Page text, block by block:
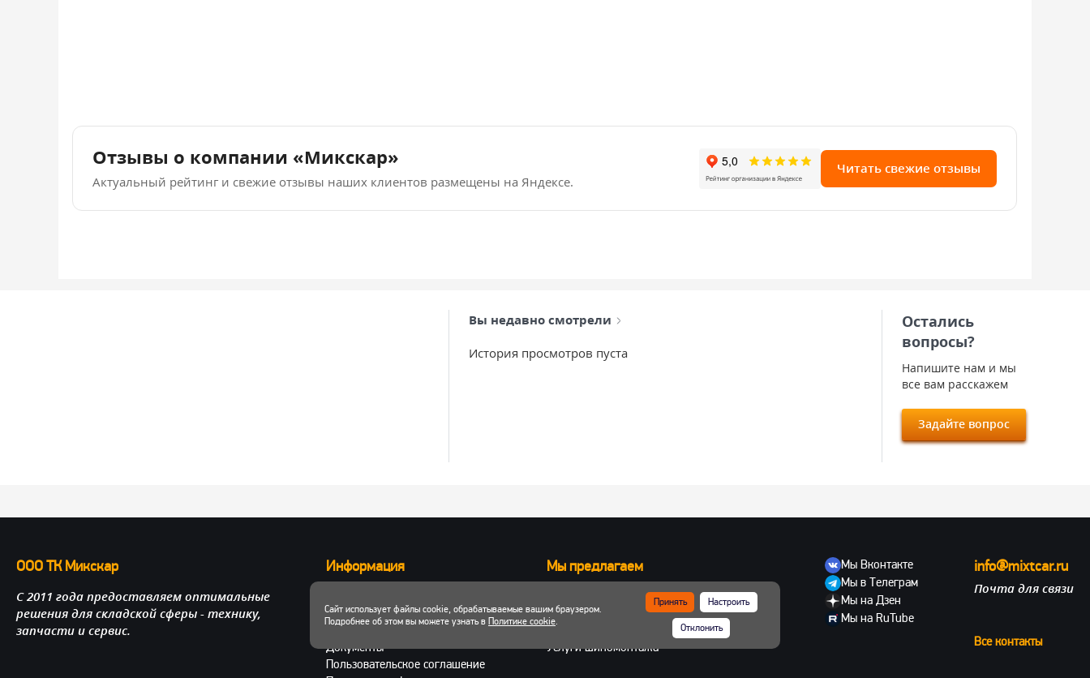
Отзывы о компании «Микскар»
Актуальный рейтинг и свежие отзывы наших клиентов размещены на Яндексе.
Читать свежие отзывы
Вы недавно смотрели
История просмотров пуста
Остались
вопросы?
Напишите нам и мы
все вам расскажем
Задайте вопрос
ООО ТК Микскар
С 2011 года предоставляем оптимальные
решения для складской сферы - технику,
запчасти и сервис.
Информация
Доставка и оплата
Личный кабинет
Документы
Пользовательское соглашение
Мы предлагаем
Запчасти для вилочных погрузчиков
Запчасти для двигателей
Шины, колеса, диски
Услуги шиномонтажа
Мы Вконтакте
Мы в Телеграм
Мы на Дзен
Мы на RuTube
info@mixtcar.ru
Почта для связи
Все контакты
Сайт использует файлы cookie, обрабатываемые вашим браузером.
Подробнее об этом вы можете узнать в Политике cookie.
Принять Настроить
Отклонить